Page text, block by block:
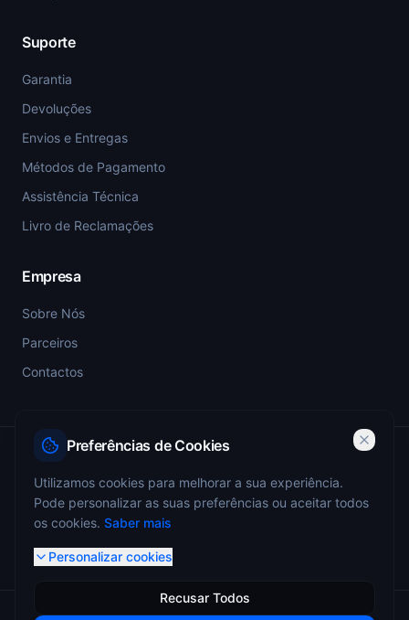
Suporte
Garantia
Devoluções
Envios e Entregas
Métodos de Pagamento
Assistência Técnica
Livro de Reclamações
Empresa
Sobre Nós
Parceiros
Contactos
ANEPC — Portaria 773/2009 — Registo nº 4349
Preferências de Cookies
Utilizamos cookies para melhorar a sua experiência.
Pode personalizar as suas preferências ou aceitar todos
os cookies. Saber mais
Personalizar cookies
Recusar Todos